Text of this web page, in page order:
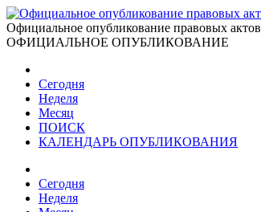
Официальное опубликование правовых актов
ОФИЦИАЛЬНОЕ ОПУБЛИКОВАНИЕ
Сегодня
Неделя
Месяц
ПОИСК
КАЛЕНДАРЬ ОПУБЛИКОВАНИЯ
Сегодня
Неделя